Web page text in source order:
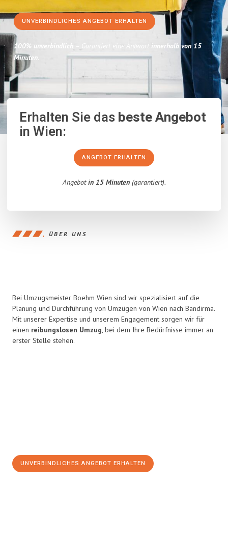
UNVERBINDLICHES ANGEBOT ERHALTEN
100% unverbindlich – Garantiert eine Antwort innerhalb von 15
Minuten.
Erhalten Sie dasbeste Angebot
in Wien:
ANGEBOT ERHALTEN
Angebotin 15 Minuten(garantiert).
ÜBER UNS
Bei Umzugsmeister Boehm Wien sind wir spezialisiert auf die
Planung und Durchführung von Umzügen von Wien nach Bandirma.
Mit unserer Expertise und unserem Engagement sorgen wir für
einen reibungslosen Umzug, bei dem Ihre Bedürfnisse immer an
erster Stelle stehen.
UNVERBINDLICHES ANGEBOT ERHALTEN